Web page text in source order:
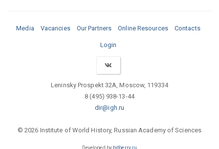
Media Vacancies Our Partners Online Resources Contacts
Login
Leninsky Prospekt 32A, Moscow, 119334
8 (495) 938-13-44
dir@igh.ru
© 2026 Institute of World History, Russian Academy of Sciences
Developed by bitberry.ru